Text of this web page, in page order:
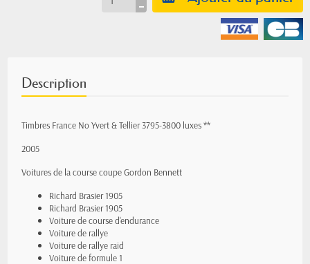
Description
Timbres France No Yvert & Tellier 3795-3800 luxes **
2005
Voitures de la course coupe Gordon Bennett
Richard Brasier 1905
Richard Brasier 1905
Voiture de course d'endurance
Voiture de rallye
Voiture de rallye raid
Voiture de formule 1